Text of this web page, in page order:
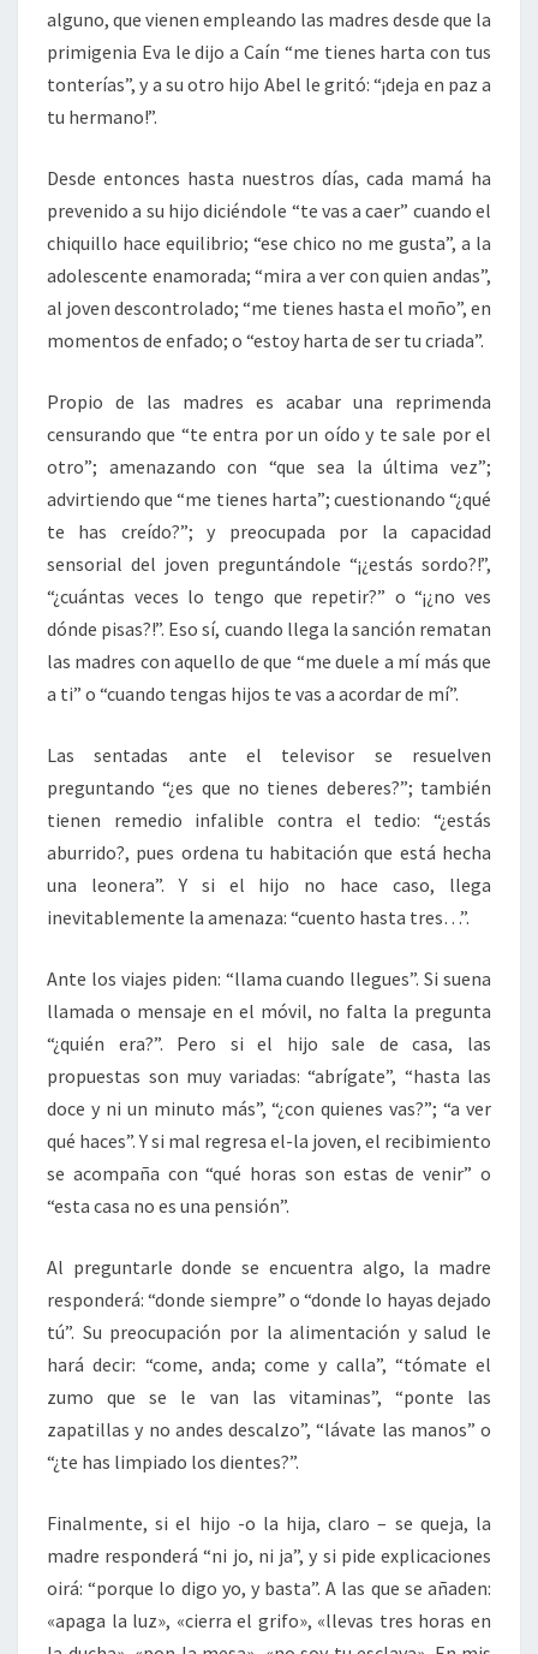
alguno, que vienen empleando las madres desde que la
primigenia Eva le dijo a Caín “me tienes harta con tus
tonterías”, y a su otro hijo Abel le gritó: “¡deja en paz a
tu hermano!”.
Desde entonces hasta nuestros días, cada mamá ha
prevenido a su hijo diciéndole “te vas a caer” cuando el
chiquillo hace equilibrio; “ese chico no me gusta”, a la
adolescente enamorada; “mira a ver con quien andas”,
al joven descontrolado; “me tienes hasta el moño”, en
momentos de enfado; o “estoy harta de ser tu criada”.
Propio de las madres es acabar una reprimenda
censurando que “te entra por un oído y te sale por el
otro”; amenazando con “que sea la última vez”;
advirtiendo que “me tienes harta”; cuestionando “¿qué
te has creído?”; y preocupada por la capacidad
sensorial del joven preguntándole “¡¿estás sordo?!”,
“¿cuántas veces lo tengo que repetir?” o “¡¿no ves
dónde pisas?!”. Eso sí, cuando llega la sanción rematan
las madres con aquello de que “me duele a mí más que
a ti” o “cuando tengas hijos te vas a acordar de mí”.
Las sentadas ante el televisor se resuelven
preguntando “¿es que no tienes deberes?”; también
tienen remedio infalible contra el tedio: “¿estás
aburrido?, pues ordena tu habitación que está hecha
una leonera”. Y si el hijo no hace caso, llega
inevitablemente la amenaza: “cuento hasta tres…”.
Ante los viajes piden: “llama cuando llegues”. Si suena
llamada o mensaje en el móvil, no falta la pregunta
“¿quién era?”. Pero si el hijo sale de casa, las
propuestas son muy variadas: “abrígate”, “hasta las
doce y ni un minuto más”, “¿con quienes vas?”; “a ver
qué haces”. Y si mal regresa el-la joven, el recibimiento
se acompaña con “qué horas son estas de venir” o
“esta casa no es una pensión”.
Al preguntarle donde se encuentra algo, la madre
responderá: “donde siempre” o “donde lo hayas dejado
tú”. Su preocupación por la alimentación y salud le
hará decir: “come, anda; come y calla”, “tómate el
zumo que se le van las vitaminas”, “ponte las
zapatillas y no andes descalzo”, “lávate las manos” o
“¿te has limpiado los dientes?”.
Finalmente, si el hijo -o la hija, claro – se queja, la
madre responderá “ni jo, ni ja”, y si pide explicaciones
oirá: “porque lo digo yo, y basta”. A las que se añaden:
«apaga la luz», «cierra el grifo», «llevas tres horas en